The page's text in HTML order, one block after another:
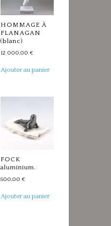
HOMMAGE À
FLANAGAN
(blanc)
12 000,00€
Ajouter au panier
FOCK
aluminium.
500,00€
Ajouter au panier